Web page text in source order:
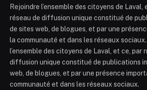
Rejoindre l’ensemble des citoyens de Laval,
réseau de diffusion unique constitué de
de sites web, de blogues, et par une
la communauté et dans les réseaux
l’ensemble des citoyens de Laval, et ce, par
diffusion unique constitué de publications
web, de blogues, et par une présence
communauté et dans les réseaux sociaux.